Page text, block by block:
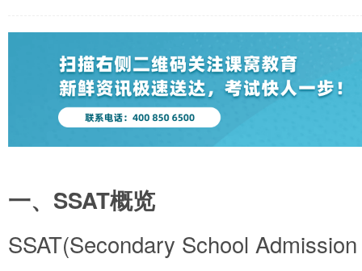
一、SSAT概览
SSAT(Secondary School